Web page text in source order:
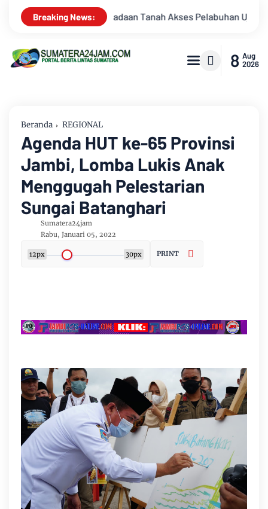
Breaking News:
Ujung Jabung Ke Penuntut Umum
8 Aug
2026
Beranda REGIONAL
Agenda HUT ke-65 Provinsi
Jambi, Lomba Lukis Anak
Menggugah Pelestarian
Sungai Batanghari
Sumatera24jam
Rabu, Januari 05, 2022
12px 30px PRINT